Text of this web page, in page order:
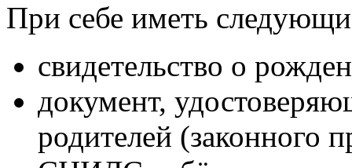
При себе иметь
свидетельство о
документ,
родителей (законного